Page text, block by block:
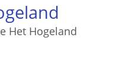
Het Hogeland